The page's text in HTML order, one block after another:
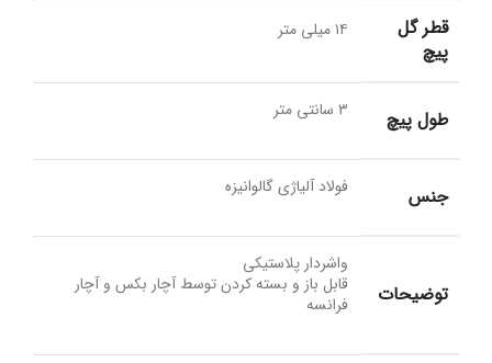
قطر گل
پیچ
۱۴ میلی متر
طول پیچ ۳ سانتی متر
جنس فولاد آلیاژی گالوانیزه
توضیحات
واشردار پلاستیکی
قابل باز و بسته کردن توسط آچار بکس و آچار
فرانسه